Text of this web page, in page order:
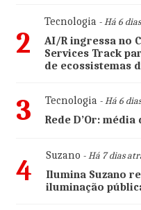
2
Tecnologia- Há 6
AI/R ingressa no
Services Track
de ecossistemas
3 Tecnologia- Há 6
Rede D’Or:
4 Suzano - Há 7 dias
Ilumina Suzano
iluminação